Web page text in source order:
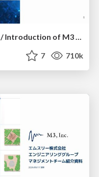
エムスリー全チーム紹介資料 / Introduction of M3 All Teams
7 710k